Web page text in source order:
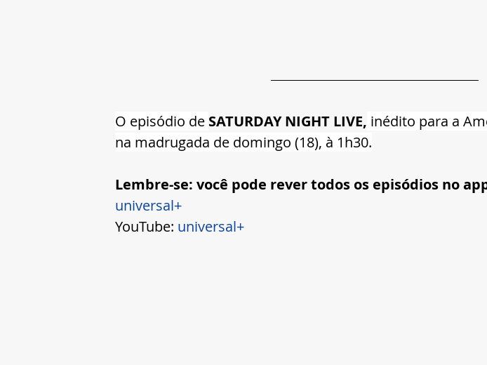
O episódio de SATURDAY NIGHT LIVE, inédito para a
na madrugada de domingo (18), à 1h30.
Lembre-se: você pode rever todos os episódios no
universal+
YouTube: universal+